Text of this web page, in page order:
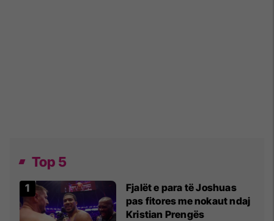
Top 5
Fjalët e para të Joshuas
pas fitores me nokaut ndaj
Kristian Prengës